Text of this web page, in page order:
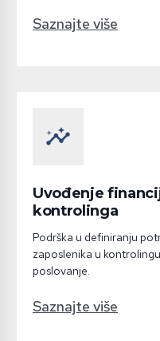
Saznajte više
insights
Uvođenje
kontrolinga
Podrška u definiranju
zaposlenika u
poslovanje.
Saznajte više